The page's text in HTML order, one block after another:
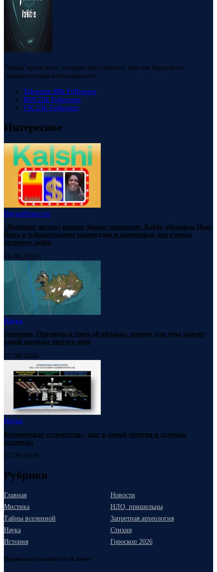
Тайны прошлого, загадки настоящего, версии будущего.
Энциклопедия непознанного.
Telegram 88k Followers
RSS 23k Followers
VK 23k Followers
Интересное
НаукаНовости
«Империя штата» против биржи прогнозов: Kalshi обвинила Нью-
Йорк в избирательном правосудии и напомнила про взносы
игорного лобби
08.08.2026
Наука
Затмение, Персеиды и ересь об облаках: почему для чуда хватит
одной секунды чистого неба
07.08.2026
Наука
Космические «строители»: шаг к новой энергии и далеким
планетам
07.08.2026
Рубрики
Главная
Новости
Мистика
НЛО, пришельцы
Тайны вселенной
Запретная археология
Наука
Стихия
История
Гороскоп 2026
Подписаться на блог по эл. почте